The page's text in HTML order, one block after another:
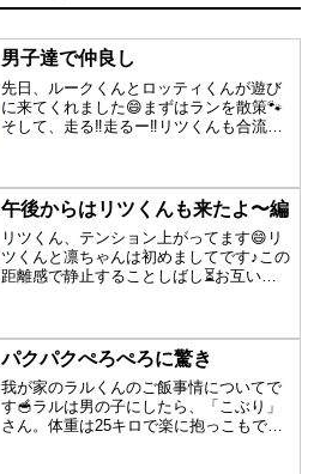
男子達で仲良し
先日、ルークくんとロッティくんが遊び
に来てくれました😄まずはランを散策🐾
そして、走る‼️走るー‼️リツくんも合流し
お友達❤️男子4人でそれはそれは楽しそう
に♪よく走って...
午後からはリツくんも来たよ〜編
リツくん、テンション上がってます😄リ
ツくんと凛ちゃんは初めましてです♪この
距離感で静止することしばし⏳お互いに
友達になったようです❤️すぐに遊び出し
ました😄が・・・凛...
パクパクぺろぺろに驚き
我が家のラルくんのご飯事情についてで
す🥣ラルは男の子にしたら、「こぶり」
さん。体重は25キロで楽に抱っこもでき